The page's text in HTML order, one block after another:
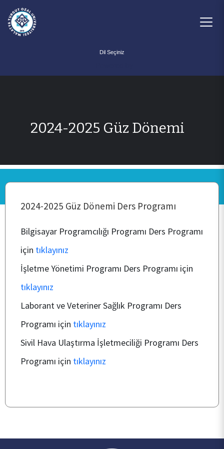
ANASAYFA
KURUMSAL
PERSONEL
BÖLÜMLERİMİZ
ÖĞRENCİ
ARAŞTIRMA
2024-2025 Güz Dönemi
2024-2025 Güz Dönemi Ders Programı
Bilgisayar Programcılığı Programı Ders Programı
için tıklayınız
İşletme Yönetimi Programı Ders Programı için
tıklayınız
Laborant ve Veteriner Sağlık Programı Ders
Programı için tıklayınız
Sivil Hava Ulaştırma İşletmeciliği Programı Ders
Programı için tıklayınız